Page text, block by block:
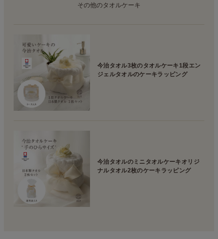
その他のタオルケーキ
今治タオル3枚のタオルケーキ1段エン
ジェルタオルのケーキラッピング
今治タオルのミニタオルケーキオリジ
ナルタオル2枚のケーキラッピング